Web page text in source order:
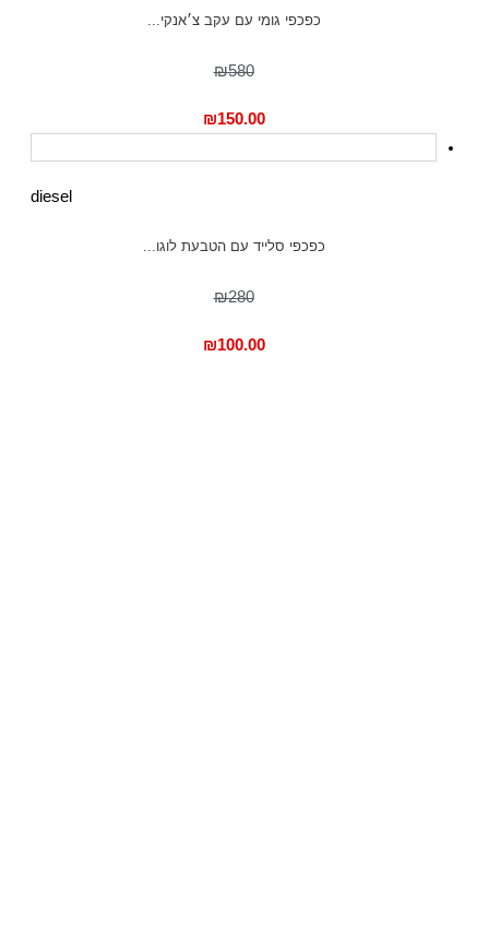
כפכפי גומי עם עקב צ׳אנקי...
₪580
₪150.00
diesel
כפכפי סלייד עם הטבעת לוגו...
₪280
₪100.00